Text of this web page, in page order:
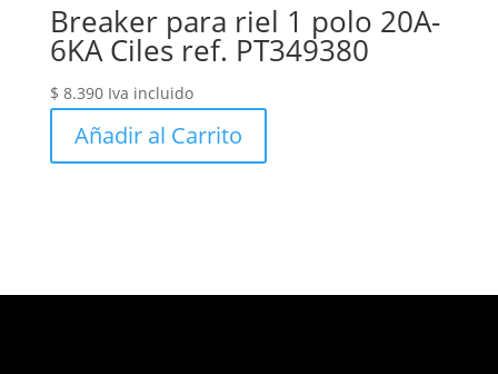
Breaker para riel 1 polo 20A-
6KA Ciles ref. PT349380
$ 8.390 Iva incluido
Añadir al Carrito